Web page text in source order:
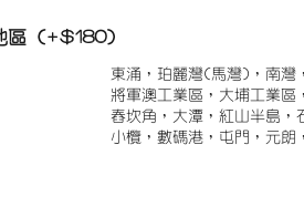
區 (+$180)
東涌，珀麗灣(馬灣)，南灣，
將軍澳工業區，大埔工業區，
舂坎角，大潭，紅山半島，
小欖，數碼港，屯門，元朗